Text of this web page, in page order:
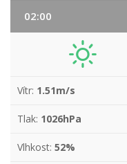
02:00
Vítr: 1.51m/s
Tlak: 1026hPa
Vlhkost: 52%